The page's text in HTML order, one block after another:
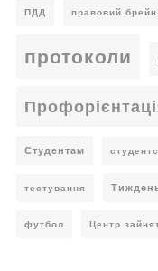
ПДД правовий
протоколи
Студентам
тестування
футбол Центр